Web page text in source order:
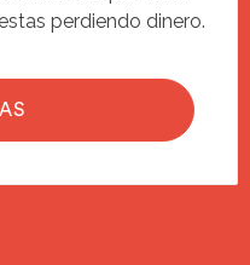
perdiendo dinero.